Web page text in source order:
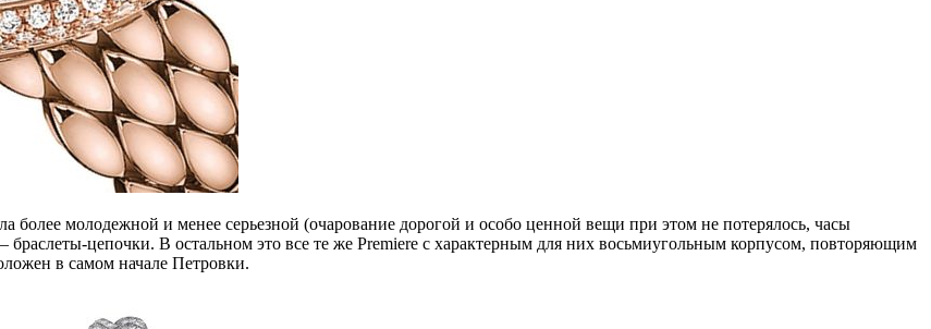
более молодежной и менее серьезной (очарование дорогой и особо ценной вещи при этом не потерялось, часы
цепочки. В остальном это все те же Premiere с характерным для них восьмиугольным корпусом, повторяющим
в самом начале Петровки.